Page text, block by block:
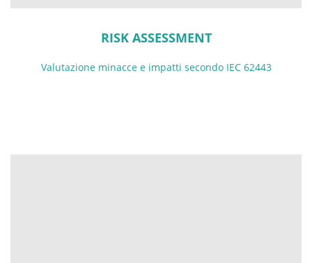
RISK ASSESSMENT
Valutazione minacce e impatti secondo IEC 62443